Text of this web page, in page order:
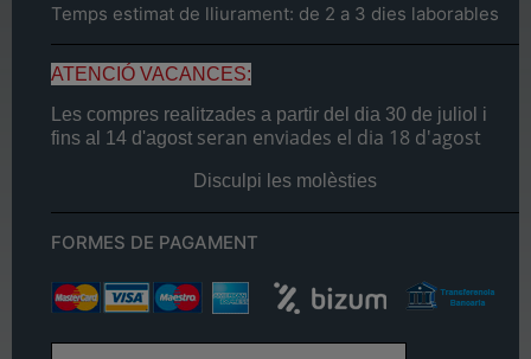
Temps estimat de lliurament: de 2 a 3 dies laborables
ATENCIÓ VACANCES:
Les compres realitzades a partir del dia 30 de juliol i
fins al 14 d'agost seran enviades el dia 18 d'agost
Disculpi les molèsties
FORMES DE PAGAMENT